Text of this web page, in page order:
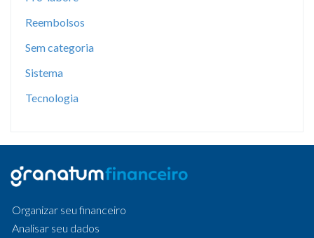
Reembolsos
Sem categoria
Sistema
Tecnologia
Organizar seu financeiro
Analisar seu dados